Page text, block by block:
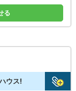
る
ウス!